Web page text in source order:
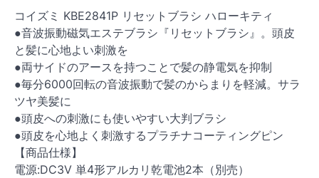
コイズミ KBE2841P リセットブラシ ハローキティ
●音波振動磁気エステブラシ『リセットブラシ』。頭皮
と髪に心地よい刺激を
●両サイドのアースを持つことで髪の静電気を抑制
●毎分6000回転の音波振動で髪のからまりを軽減。サラ
ツヤ美髪に
●頭皮への刺激にも使いやすい大判ブラシ
●頭皮を心地よく刺激するプラチナコーティングピン
【商品仕様】
電源:DC3V 単4形アルカリ乾電池2本（別売）